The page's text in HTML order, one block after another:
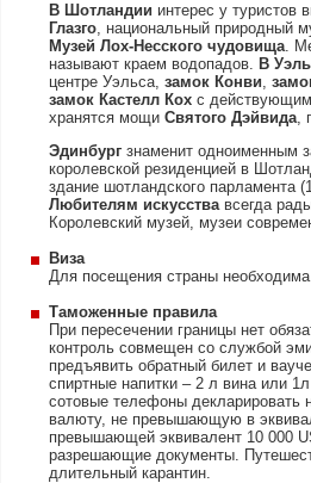
В Шотландии интерес у туристов
Глазго, национальный природный
Музей Лох-Несского чудовища.
называют краем водопадов. В
центре Уэльса, замок Конви,
замок Кастелл Кох с
хранятся мощи Святого Дэйвида,
Эдинбург знаменит одноименным
королевской резиденцией в
здание шотландского парламента
Любителям искусствавсегда
Королевский музей, музеи
Виза
Для посещения страны необходима
Таможенные правила
При пересечении границы нет
контроль совмещен со службой
предъявить обратный билет и
спиртные напитки – 2 л вина или
сотовые телефоны декларировать
валюту, не превышающую в
превышающей эквивалент 10 000
разрешающие документы.
длительный карантин.